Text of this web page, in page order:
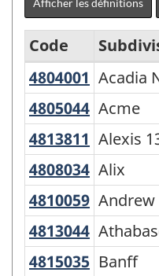
Afficher les définitions
Classification
des
secteurs
statistiques
selon
la
province
et
Code
4804001 Acadia
Acadia
4805044 Acme
Acme
4813811 Alexis
Alexis
4808034 Alix
Alix
4810059 Andrew
Andrew
4813044
4815035 Banff
Banff